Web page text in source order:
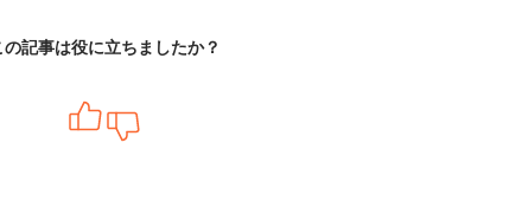
の記事は役に立ちましたか？